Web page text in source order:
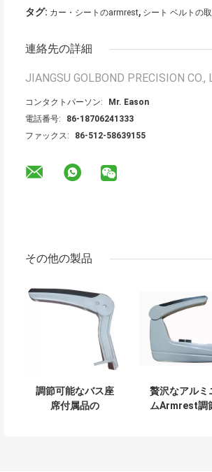
タグ: カー・シートのarmrest, シート ベルトの
連絡先の詳細
JIANGSU GOLBOND PRECISION CO.,
コンタクトパーソン:
Mr. Eason
電話番号:
86-18706241333
ファックス:
86-512-58639155
その他の製品
調節可能なバス座
席付属品の
贅沢なアルミ
ムArmrest調